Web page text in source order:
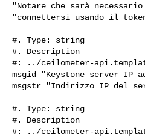
"Notare che sarà
"connettersi usando il
#. Type: string
#. Description
#: ../ceilometer-
msgid "Keystone server IP
msgstr "Indirizzo IP del
#. Type: string
#. Description
#: ../ceilometer-